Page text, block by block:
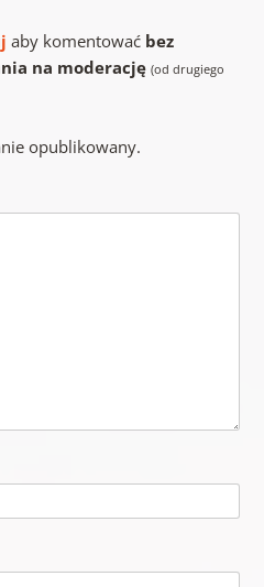
aby komentować bez
na moderację (od drugiego
opublikowany.